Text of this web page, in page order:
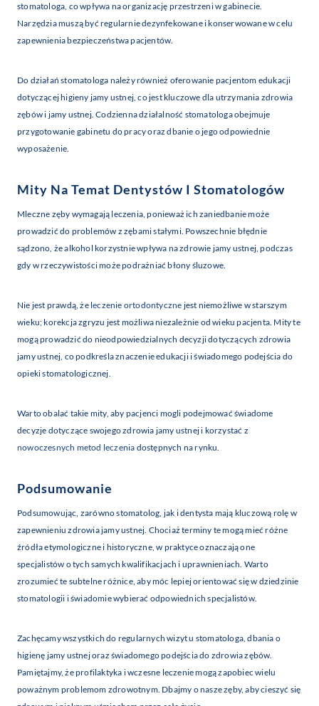
stomatologa, co wpływa na organizację przestrzeni w gabinecie.
Narzędzia muszą być regularnie dezynfekowane i konserwowane w celu
zapewnienia bezpieczeństwa pacjentów.
Do działań stomatologa należy również oferowanie pacjentom edukacji
dotyczącej higieny jamy ustnej, co jest kluczowe dla utrzymania zdrowia
zębów i jamy ustnej. Codzienna działalność stomatologa obejmuje
przygotowanie gabinetu do pracy oraz dbanie o jego odpowiednie
wyposażenie.
Mity Na Temat Dentystów I Stomatologów
Mleczne zęby wymagają leczenia, ponieważ ich zaniedbanie może
prowadzić do problemów z zębami stałymi. Powszechnie błędnie
sądzono, że alkohol korzystnie wpływa na zdrowie jamy ustnej, podczas
gdy w rzeczywistości może podrażniać błony śluzowe.
Nie jest prawdą, że leczenie ortodontyczne jest niemożliwe w starszym
wieku; korekcja zgryzu jest możliwa niezależnie od wieku pacjenta. Mity te
mogą prowadzić do nieodpowiedzialnych decyzji dotyczących zdrowia
jamy ustnej, co podkreśla znaczenie edukacji i świadomego podejścia do
opieki stomatologicznej.
Warto obalać takie mity, aby pacjenci mogli podejmować świadome
decyzje dotyczące swojego zdrowia jamy ustnej i korzystać z
nowoczesnych metod leczenia dostępnych na rynku.
Podsumowanie
Podsumowując, zarówno stomatolog, jak i dentysta mają kluczową rolę w
zapewnieniu zdrowia jamy ustnej. Chociaż terminy te mogą mieć różne
źródła etymologiczne i historyczne, w praktyce oznaczają one
specjalistów o tych samych kwalifikacjach i uprawnieniach. Warto
zrozumieć te subtelne różnice, aby móc lepiej orientować się w dziedzinie
stomatologii i świadomie wybierać odpowiednich specjalistów.
Zachęcamy wszystkich do regularnych wizyt u stomatologa, dbania o
higienę jamy ustnej oraz świadomego podejścia do zdrowia zębów.
Pamiętajmy, że profilaktyka i wczesne leczenie mogą zapobiec wielu
poważnym problemom zdrowotnym. Dbajmy o nasze zęby, aby cieszyć się